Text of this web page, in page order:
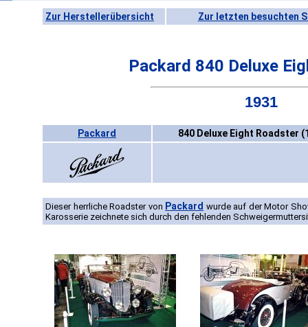
Zur Herstellerübersicht Zur letzten besuchten
Packard 840 Deluxe
1931
Packard 840 Deluxe Eight Roadster
Dieser herrliche Roadster von Packard wurde auf der Motor
Karosserie zeichnete sich durch den fehlenden